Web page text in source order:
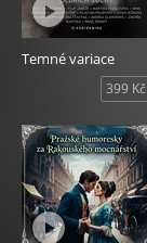
Temné variace
399 Kč